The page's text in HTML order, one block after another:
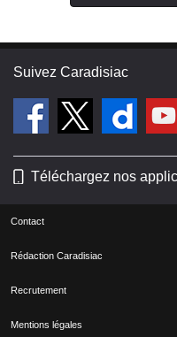
Suivez Caradisiac
Téléchargez nos
Contact
Rédaction Caradisiac
Recrutement
Mentions légales